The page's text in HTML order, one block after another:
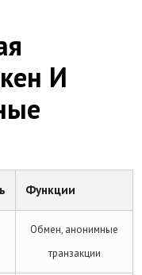
И
Функции
Обмен, анонимные
транзакции